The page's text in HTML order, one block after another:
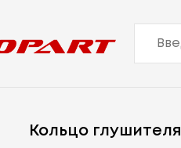
Кольцо глушителя